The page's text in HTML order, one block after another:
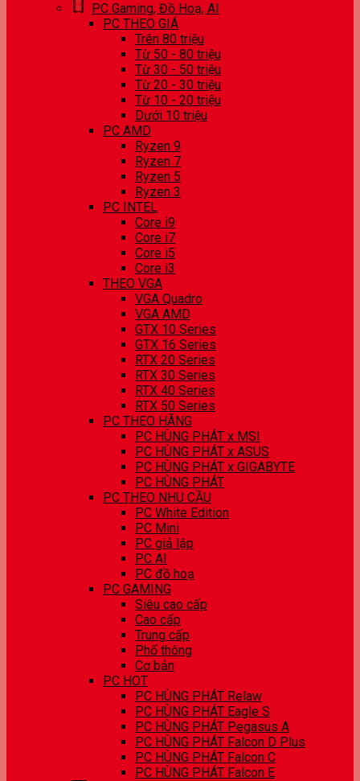
PC Gaming, Đồ Hoạ, AI
PC THEO GIÁ
Trên 80 triệu
Từ 50 - 80 triệu
Từ 30 - 50 triệu
Từ 20 - 30 triệu
Từ 10 - 20 triệu
Dưới 10 triệu
PC AMD
Ryzen 9
Ryzen 7
Ryzen 5
Ryzen 3
PC INTEL
Core i9
Core i7
Core i5
Core i3
THEO VGA
VGA Quadro
VGA AMD
GTX 10 Series
GTX 16 Series
RTX 20 Series
RTX 30 Series
RTX 40 Series
RTX 50 Series
PC THEO HÃNG
PC HÙNG PHÁT x MSI
PC HÙNG PHÁT x ASUS
PC HÙNG PHÁT x GIGABYTE
PC HÙNG PHÁT
PC THEO NHU CẦU
PC White Edition
PC Mini
PC giả lập
PC AI
PC đồ hoạ
PC GAMING
Siêu cao cấp
Cao cấp
Trung cấp
Phổ thông
Cơ bản
PC HOT
PC HÙNG PHÁT Relaw
PC HÙNG PHÁT Eagle S
PC HÙNG PHÁT Pegasus A
PC HÙNG PHÁT Falcon D Plus
PC HÙNG PHÁT Falcon C
PC HÙNG PHÁT Falcon E